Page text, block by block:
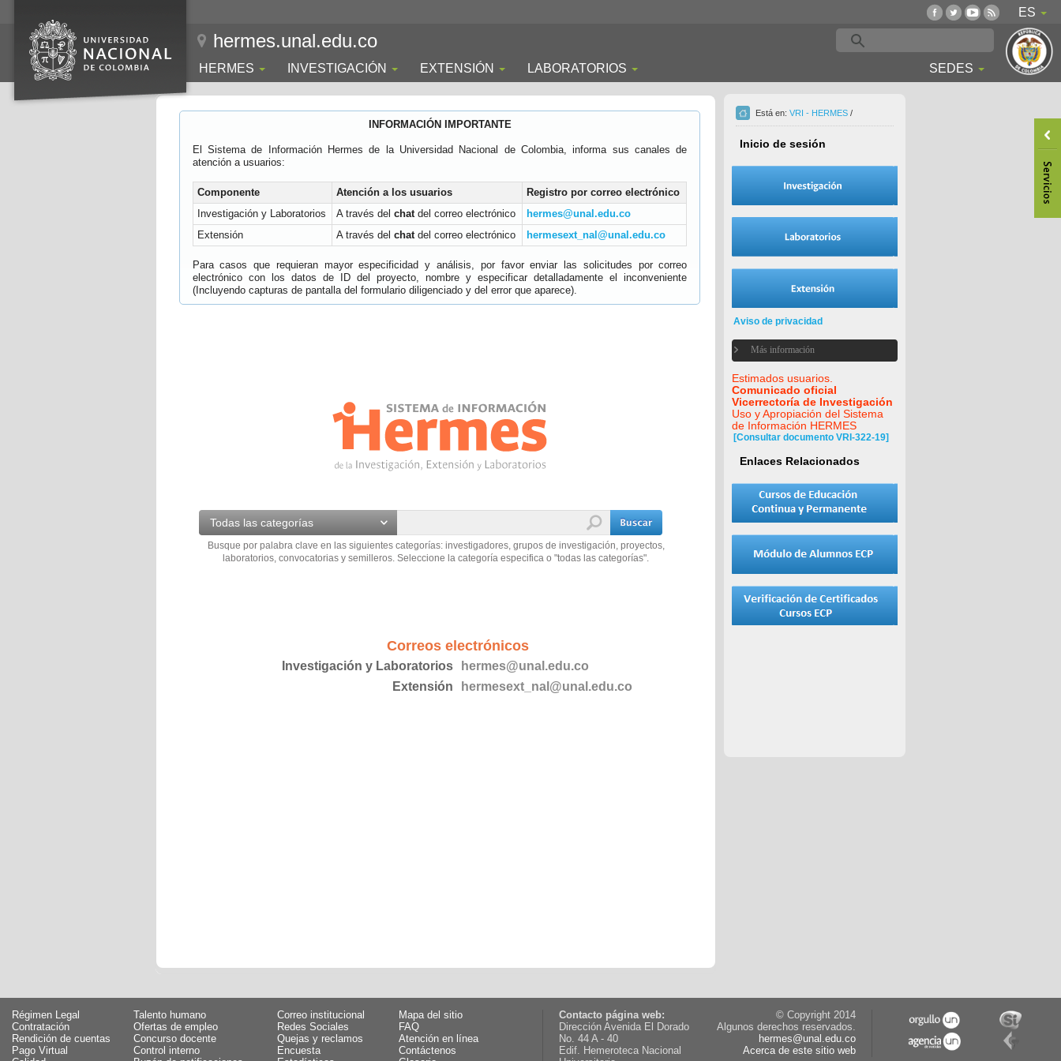
ES
hermes.unal.edu.co
HERMES INVESTIGACIÓN EXTENSIÓN LABORATORIOS SEDES
INFORMACIÓN IMPORTANTE
El Sistema de Información Hermes de la Universidad Nacional de Colombia, informa sus canales de
atención a usuarios:
Componente Atención a los usuarios
Registro por correo electrónico
Investigación y Laboratorios
A través del chatdel correo electrónico
hermes@unal.edu.co
Extensión
A través del chatdel correo electrónico hermesext_nal@unal.edu.co
Para casos que requieran mayor especificidad y análisis, por favor enviar las solicitudes por correo
electrónico con los datos de ID del proyecto, nombre y especificar detalladamente el inconveniente
(Incluyendo capturas de pantalla del formulario diligenciado y del error que aparece).
Todas las categorías
Busque por palabra clave en las siguientes categorías: investigadores, grupos de investigación, proyectos,
laboratorios, convocatorias y semilleros. Seleccione la categoría especifica o "todas las categorías".
Correos electrónicos
Investigación y Laboratorios
hermes@unal.edu.co
Extensión
hermesext_nal@unal.edu.co
Está en: VRI - HERMES /
Inicio de sesión
Aviso de privacidad
Más información
Estimados usuarios.
Comunicado oficial
Vicerrectoría de Investigación
Uso y Apropiación del Sistema
de Información HERMES
[Consultar documento VRI-322-19]
Enlaces Relacionados
Régimen Legal
Talento humano
Contratación
Ofertas de empleo
Rendición de cuentas
Concurso docente
Pago Virtual
Control interno
Correo institucional
Mapa del sitio
Redes Sociales
FAQ
Quejas y reclamos
Atención en línea
Encuesta
Contáctenos
Contacto página web:
Dirección Avenida El Dorado
No. 44 A - 40
Edif. Hemeroteca Nacional
© Copyright 2014
Algunos derechos reservados.
hermes@unal.edu.co
Acerca de este sitio web